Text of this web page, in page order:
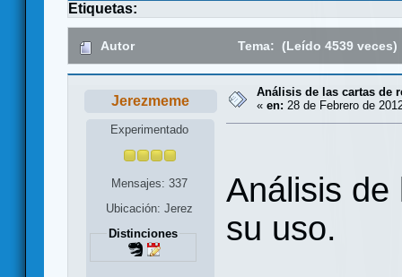
Etiquetas:
Autor Tema: (Leído 4539 veces)
Jerezmeme
Experimentado
Mensajes: 337
Ubicación: Jerez
Distinciones
Análisis de las cartas de
« en: 28 de Febrero de
Análisis de
su uso.